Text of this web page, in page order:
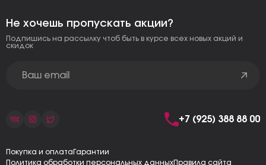
Не хочешь пропускать акции?
Подпишись на рассылку чтоб быть в курсе всех новых акций и
скидок
+7 (925) 388 88 00
Покупка и оплата Гарантии
Политика обработки персональных данныхПравила сайта